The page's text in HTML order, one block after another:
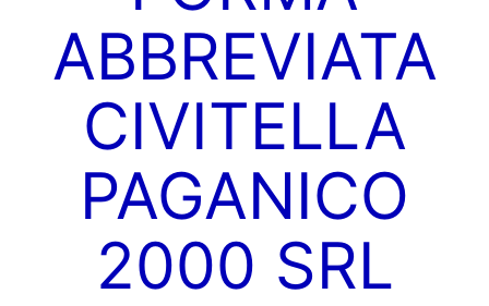
ABBREVIATA
CIVITELLA
PAGANICO
2000 SRL